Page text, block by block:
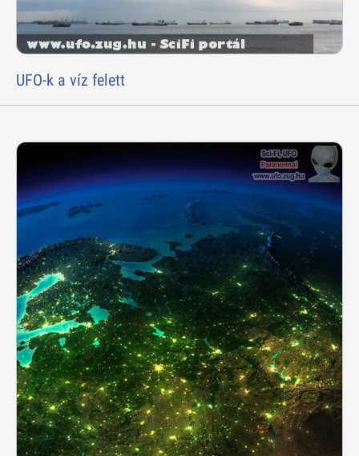
UFO-k a víz felett